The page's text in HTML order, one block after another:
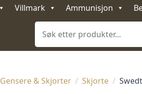
Villmark Ammunisjon
Søk
Gensere & Skjorter Skjorte